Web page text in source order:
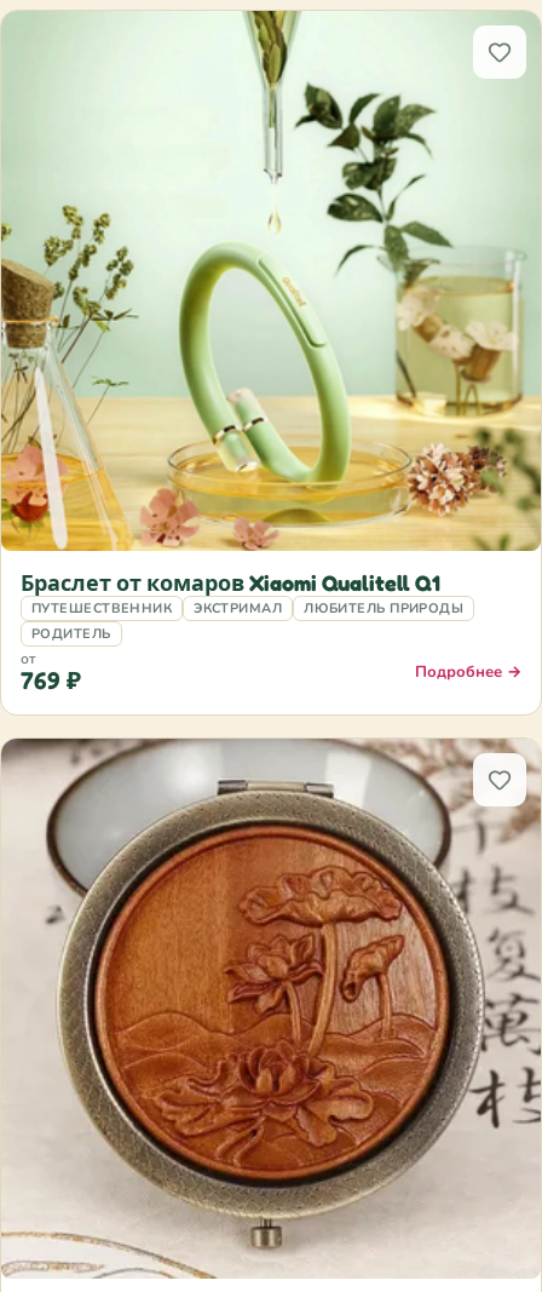
Браслет от комаров Xiaomi Qualitell Q1
ПУТЕШЕСТВЕННИК ЭКСТРИМАЛ
ЛЮБИТЕЛЬ ПРИРОДЫ
РОДИТЕЛЬ
от
769 ₽ Подробнее →